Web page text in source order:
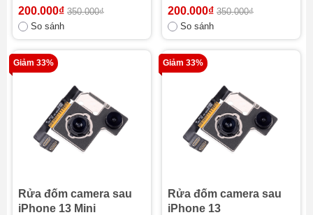
200.000₫ 350.000₫
So sánh
200.000₫ 350.000₫
So sánh
Giảm 33%
Rửa đốm camera sau
iPhone 13 Mini
Giảm 33%
Rửa đốm camera sau
iPhone 13